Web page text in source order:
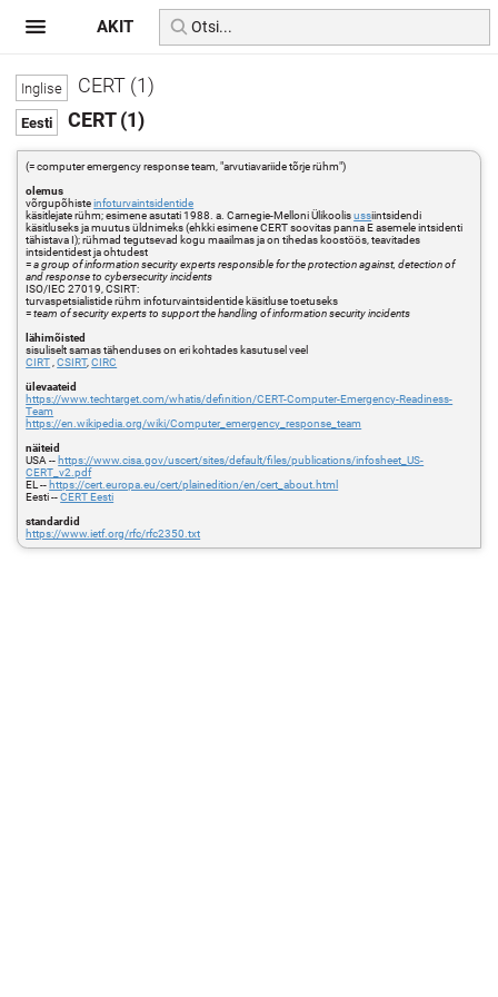
CERT (1)
CERT (1)
(= computer emergency response team, "arvutiavariide tõrje rühm")
olemus
võrgupõhisteinfoturvaintsidentide
käsitlejate rühm; esimene asutati 1988. a. Carnegie-Melloni Ülikoolisussiintsidendi
käsitluseks ja muutus üldnimeks (ehkki esimene CERT soovitas panna E asemele intsidenti
tähistava I); rühmad tegutsevad kogu maailmas ja on tihedas koostöös, teavitades
intsidentidest ja ohtudest
=a group of information security experts responsible for the protection against, detection of
and response to cybersecurity incidents
ISO/IEC 27019, CSIRT:
turvaspetsialistide rühm infoturvaintsidentide käsitluse toetuseks
=team of security experts to support the handling of information security incidents
lähimõisted
sisuliselt samas tähenduses on eri kohtades kasutusel veel
CIRT ,CSIRT,CIRC
ülevaateid
https://www.techtarget.com/whatis/definition/CERT-Computer-Emergency-Readiness-
Team
https://en.wikipedia.org/wiki/Computer_emergency_response_team
näiteid
USA -- https://www.cisa.gov/uscert/sites/default/files/publications/infosheet_US-
CERT_v2.pdf
EL -- https://cert.europa.eu/cert/plainedition/en/cert_about.html
Eesti --CERT Eesti
standardid
https://www.ietf.org/rfc/rfc2350.txt
AKIT